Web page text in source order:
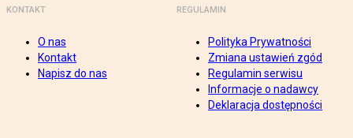
KONTAKT
O nas
Kontakt
Napisz do nas
REGULAMIN
Polityka Prywatności
Zmiana ustawień zgód
Regulamin serwisu
Informacje o nadawcy
Deklaracja dostępności